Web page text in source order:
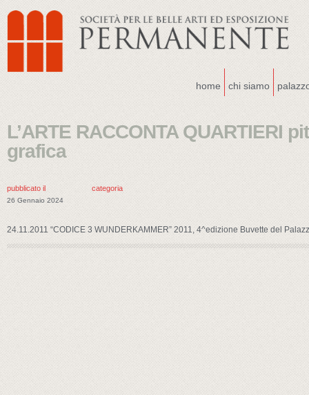
home chi siamo
L’ARTE RACCONTA QUARTIERI
grafica
pubblicato il
26 Gennaio 2024
categoria
24.11.2011 “CODICE 3 WUNDERKAMMER” 2011, 4^edizione Buvette del